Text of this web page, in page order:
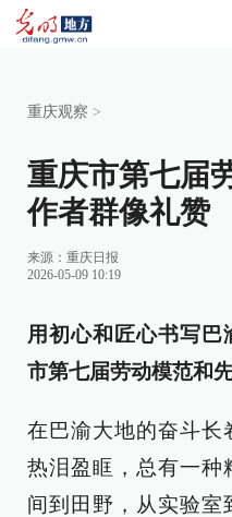
重庆观察 >
重庆市第七届
作者群像礼赞
来源： 重庆日报
2026-05-09 10:19
用初心和匠心书写
市第七届劳动模范和
在巴渝大地的奋斗长
热泪盈眶，总有一种
间到田野，从实验室